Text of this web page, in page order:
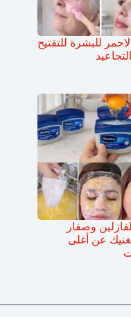
للبشرة للتفتيح
وصفار
عن أغلى